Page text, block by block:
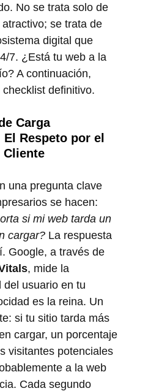
No se trata solo de
se trata de
digital que
7. ¿Está tu web a la
A continuación,
definitivo.
Carga
Respeto por el
Cliente
una pregunta clave
se hacen:
si mi web tarda un
cargar? La respuesta
Google, a través de
, mide la
del usuario en tu
es la reina. Un
si tu sitio tarda más
cargar, un porcentaje
visitantes potenciales
a la web
Cada segundo